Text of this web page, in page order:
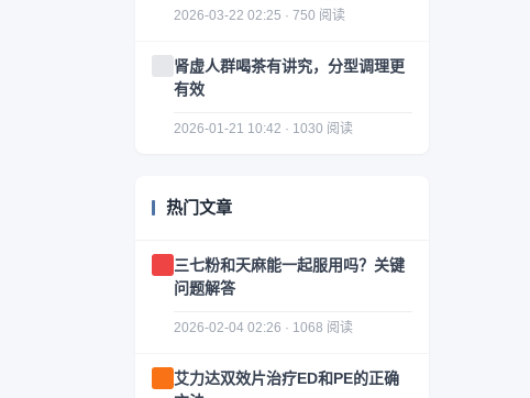
2026-03-22 02:25 · 750 阅读
肾虚人群喝茶有讲究，分型调理更
有效
2026-01-21 10:42 · 1030 阅读
热门文章
三七粉和天麻能一起服用吗？关键
问题解答
2026-02-04 02:26 · 1068 阅读
艾力达双效片治疗ED和PE的正确